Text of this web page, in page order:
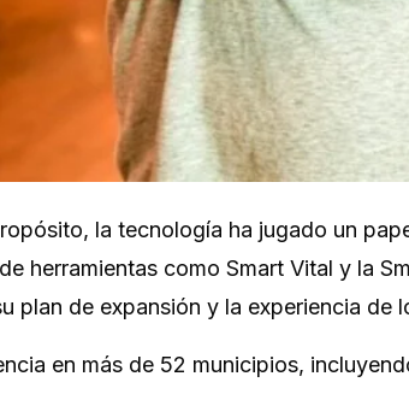
la tecnología ha jugado un
herramientas como Smart Vital y la
plan de expansión y la experiencia de
en más de 52 municipios,